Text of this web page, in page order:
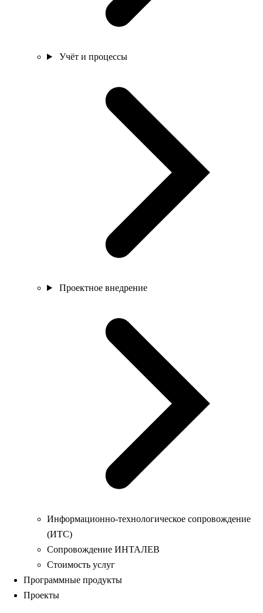
Учёт и процессы
Проектное внедрение
Информационно-технологическое сопровождение
(ИТС)
Сопровождение ИНТАЛЕВ
Стоимость услуг
Программные продукты
Проекты